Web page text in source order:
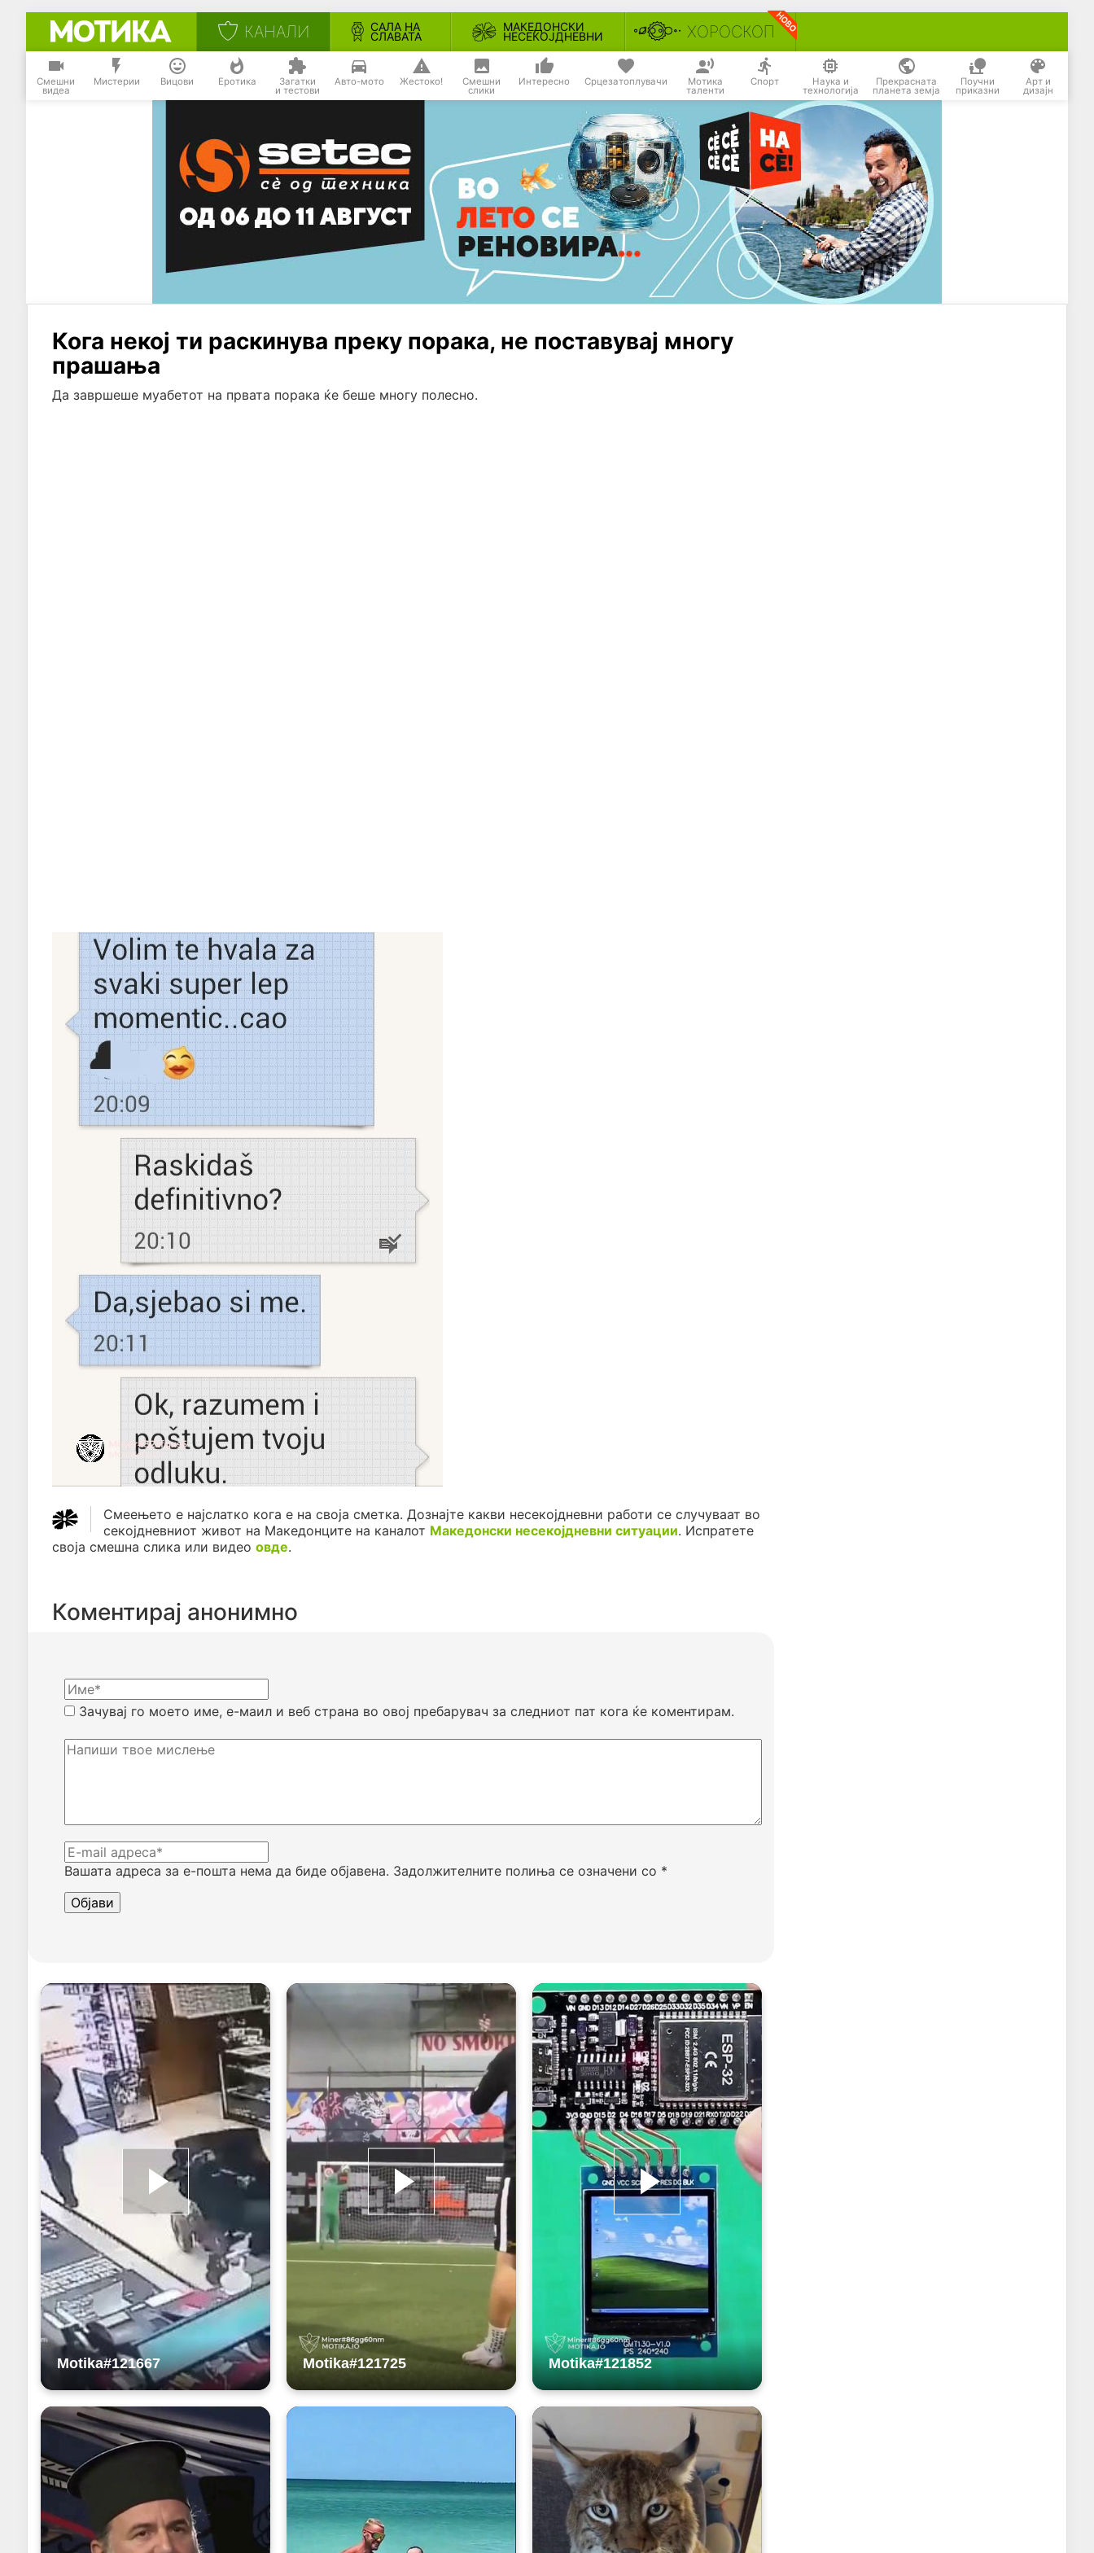
КАНАЛИ САЛА НА
СЛАВАТА
МАКЕДОНСКИ
НЕСЕКОЈДНЕВНИ ХОРОСКОП
Смешни
видеа
Мистерии Вицови Еротика Загатки
и тестови
Авто-мото Жестоко! Смешни
слики
Интересно Срцезатоплувачи Мотика
таленти
Спорт Наука и
технологија
Прекрасната
планета земја
Поучни
приказни
Арт и
дизајн
Кога некој ти раскинува преку порака, не поставувај многу
прашања
Да завршеше муабетот на првата порака ќе беше многу полесно.
Смеењето е најслатко кога е на своја сметка. Дознајте какви несекојдневни работи се случуваат во
секојдневниот живот на Македонците на каналот Македонски несекојдневни ситуации. Испратете
своја смешна слика или видео овде.
Коментирај анонимно
Вашата адреса за е-пошта нема да биде објавена. Задолжителните полиња се означени со *
Зачувај го моето име, е-маил и веб страна во овој пребарувач за следниот пат кога ќе коментирам.